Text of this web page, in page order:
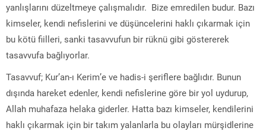
yanlışlarını düzeltmeye çalışmalıdır. Bize emredilen budur. Bazı
kimseler, kendi nefislerini ve düşüncelerini haklı çıkarmak için
bu kötü fiilleri, sanki tasavvufun bir rüknü gibi göstererek
tasavvufa bağlıyorlar.
Tasavvuf; Kur’an-ı Kerim’e ve hadis-i şeriflere bağlıdır. Bunun
dışında hareket edenler, kendi nefislerine göre bir yol uydurup,
Allah muhafaza helaka giderler. Hatta bazı kimseler, kendilerini
haklı çıkarmak için bir takım yalanlarla bu olayları mürşidlerine